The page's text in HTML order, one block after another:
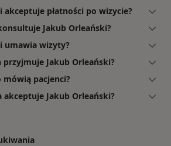
akceptuje płatności po wizycie?
Jakub Orleański?
umawia wizyty?
Jakub Orleański?
mówią pacjenci?
akceptuje Jakub Orleański?